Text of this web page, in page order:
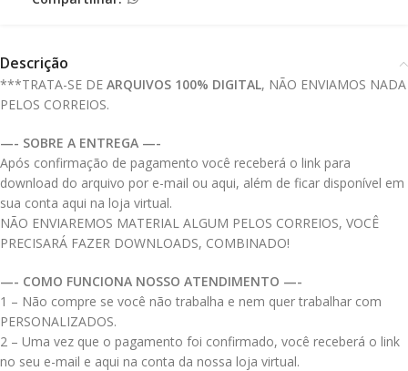
Descrição
***TRATA-SE DE ARQUIVOS 100% DIGITAL, NÃO ENVIAMOS NADA
PELOS CORREIOS.
—- SOBRE A ENTREGA —-
Após confirmação de pagamento você receberá o link para
download do arquivo por e-mail ou aqui, além de ficar disponível em
sua conta aqui na loja virtual.
NÃO ENVIAREMOS MATERIAL ALGUM PELOS CORREIOS, VOCÊ
PRECISARÁ FAZER DOWNLOADS, COMBINADO!
—- COMO FUNCIONA NOSSO ATENDIMENTO —-
1 – Não compre se você não trabalha e nem quer trabalhar com
PERSONALIZADOS.
2 – Uma vez que o pagamento foi confirmado, você receberá o link
no seu e-mail e aqui na conta da nossa loja virtual.